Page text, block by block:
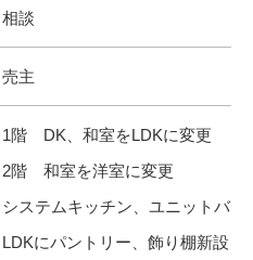
相談
売主
1階 DK、和室をLDKに変更
2階 和室を洋室に変更
システムキッチン、ユニットバ
LDKにパントリー、飾り棚新設